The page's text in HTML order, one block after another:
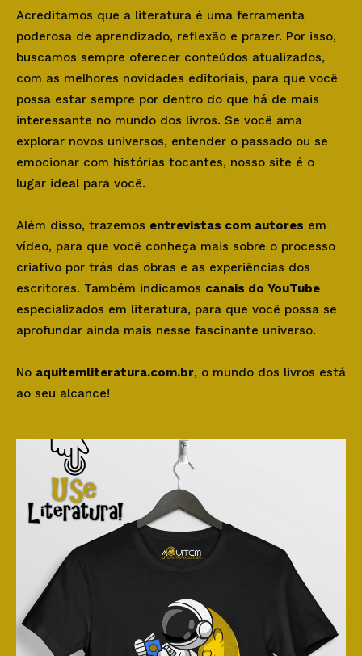
Acreditamos que a literatura é uma ferramenta
poderosa de aprendizado, reflexão e prazer. Por isso,
buscamos sempre oferecer conteúdos atualizados,
com as melhores novidades editoriais, para que você
possa estar sempre por dentro do que há de mais
interessante no mundo dos livros. Se você ama
explorar novos universos, entender o passado ou se
emocionar com histórias tocantes, nosso site é o
lugar ideal para você.
Além disso, trazemos entrevistas com autores em
vídeo, para que você conheça mais sobre o processo
criativo por trás das obras e as experiências dos
escritores. Também indicamos canais do YouTube
especializados em literatura, para que você possa se
aprofundar ainda mais nesse fascinante universo.
No aquitemliteratura.com.br, o mundo dos livros está
ao seu alcance!